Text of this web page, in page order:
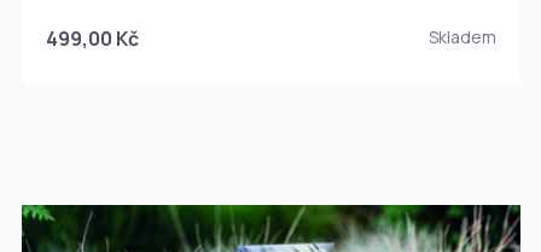
499,00 Kč Skladem